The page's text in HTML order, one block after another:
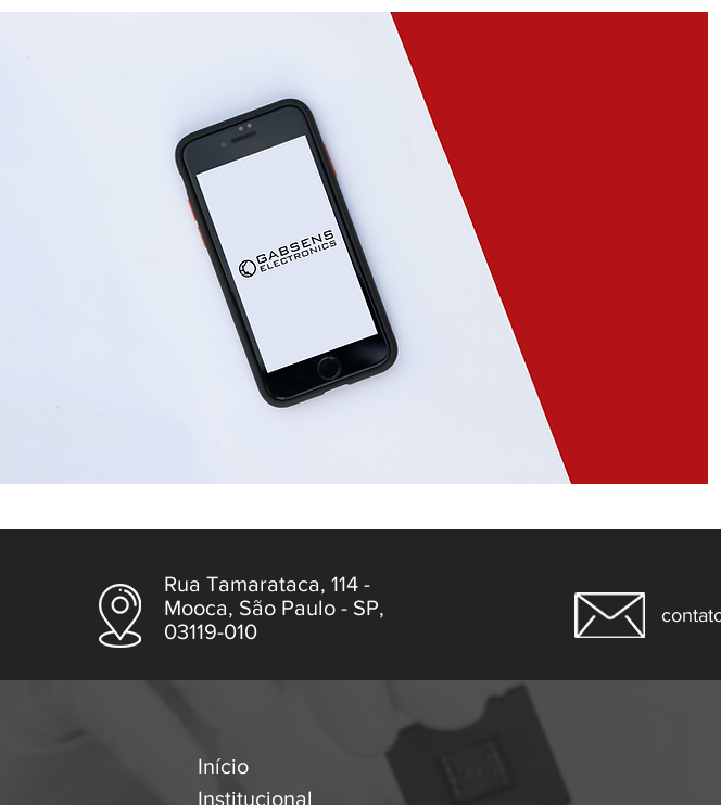
Rua Tamarataca, 114 -
Mooca, São Paulo - SP,
03119-010
Início
Institucional